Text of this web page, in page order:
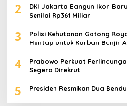
2
DKI Jakarta Bangun Ikon
Senilai Rp361 Miliar
3
Polisi Kehutanan Gotong
Huntap untuk Korban Banjir
4
Prabowo Perkuat
Segera Direkrut
5 Presiden Resmikan Dua